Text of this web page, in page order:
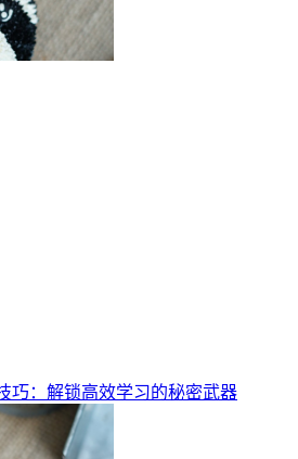
巧：解锁高效学习的秘密武器